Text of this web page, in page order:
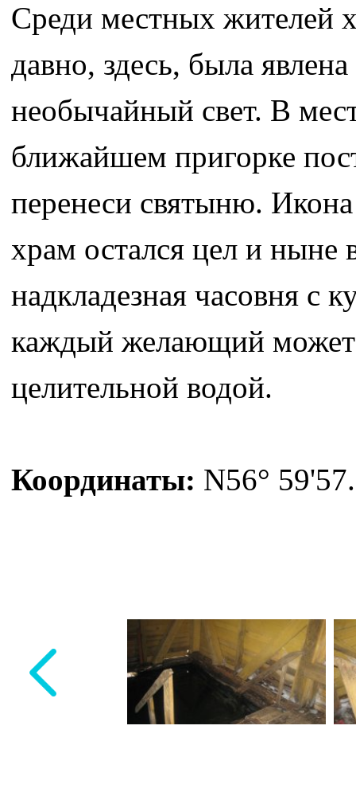
Среди местных жителей
давно, здесь, была
необычайный свет. В
ближайшем пригорке
перенеси святыню.
храм остался цел и ныне
надкладезная часовня с
каждый желающий может
целительной водой.
Координаты: N56°